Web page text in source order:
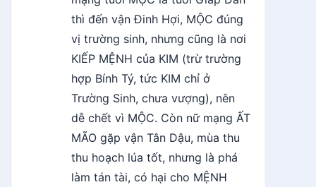
thì đến vận Đinh Hợi, MỘC đúng
vị trường sinh, nhưng cũng là nơi
KIẾP MỆNH của KIM (trừ trường
hợp Bính Tý, tức KIM chỉ ở
Trường Sinh, chưa vượng), nên
dễ chết vì MỘC. Còn nữ mạng ẤT
MÃO gặp vận Tân Dậu, mùa thu
thu hoạch lúa tốt, nhưng là phá
làm tán tài, có hại cho MỆNH